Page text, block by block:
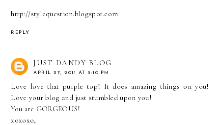
http://stylequestion.blogspot.com
REPLY
JUST DANDY BLOG
APRIL 27, 2011 AT 3:10 PM
Love love that purple top! It does amazing things on you!
Love your blog and just stumbled upon you!
You are GORGEOUS!
xoxoxo,